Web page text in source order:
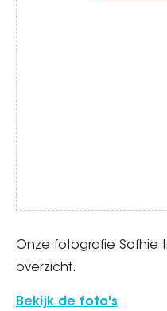
Onze fotografie Sofhie
overzicht.
Bekijk de foto's